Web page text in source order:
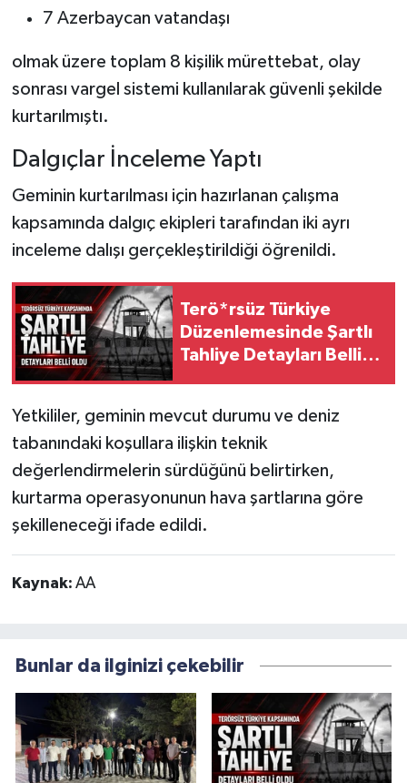
7 Azerbaycan vatandaşı
olmak üzere toplam 8 kişilik mürettebat, olay
sonrası vargel sistemi kullanılarak güvenli şekilde
kurtarılmıştı.
Dalgıçlar İnceleme Yaptı
Geminin kurtarılması için hazırlanan çalışma
kapsamında dalgıç ekipleri tarafından iki ayrı
inceleme dalışı gerçekleştirildiği öğrenildi.
Terö*rsüz Türkiye
Düzenlemesinde Şartlı
Tahliye Detayları Belli
Yetkililer, geminin mevcut durumu ve deniz
tabanındaki koşullara ilişkin teknik
değerlendirmelerin sürdüğünü belirtirken,
kurtarma operasyonunun hava şartlarına göre
şekilleneceği ifade edildi.
Kaynak: AA
Bunlar da ilginizi çekebilir